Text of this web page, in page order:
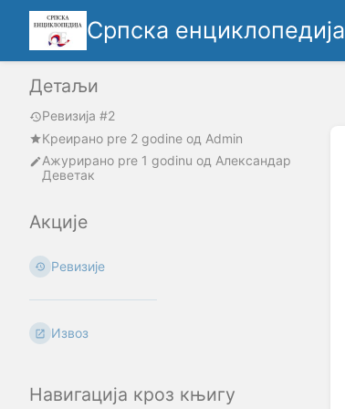
Српска енциклопедија
Детаљи
Ревизија #2
Креирано pre 2 godine oд Admin
Ажурирано pre 1 godinu од Александар
Деветак
Акције
Ревизије
Извоз
Навигација кроз књигу